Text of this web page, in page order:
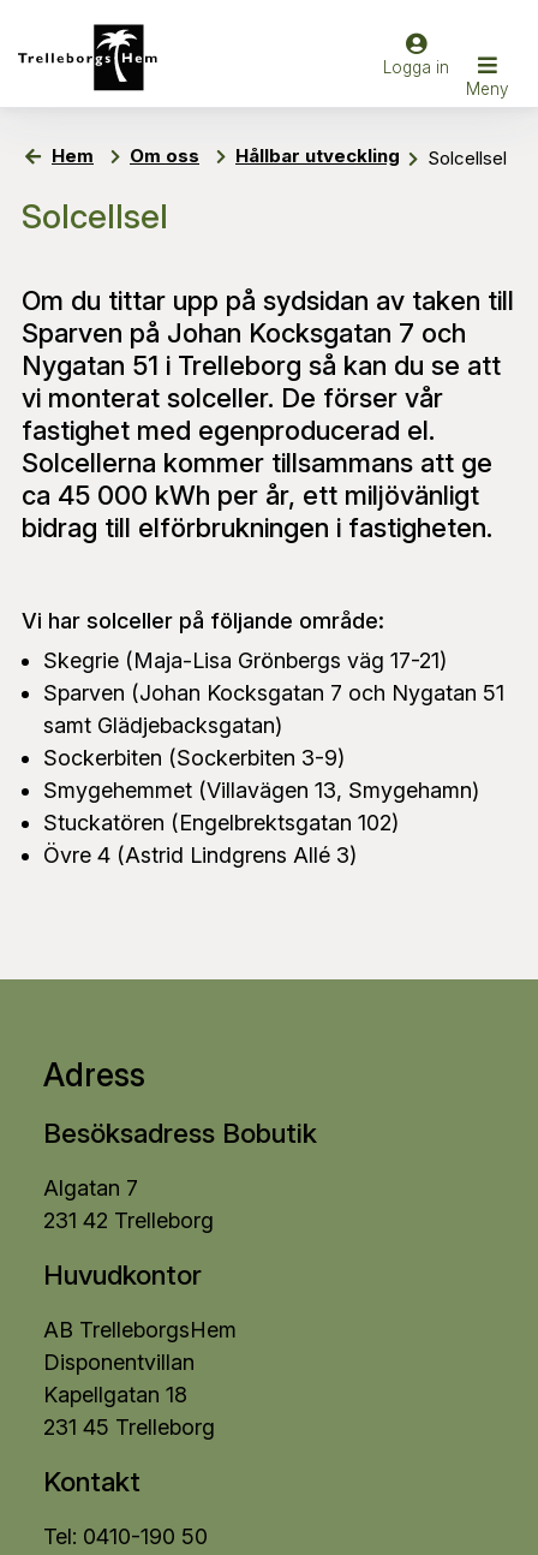
Hem Om oss Hållbar utveckling Solcellsel
Solcellsel
Om du tittar upp på sydsidan av taken till
Sparven på Johan Kocksgatan 7 och
Nygatan 51 i Trelleborg så kan du se att
vi monterat solceller. De förser vår
fastighet med egenproducerad el.
Solcellerna kommer tillsammans att ge
ca 45 000 kWh per år, ett miljövänligt
bidrag till elförbrukningen i fastigheten.
Vi har solceller på följande område:
Skegrie (Maja-Lisa Grönbergs väg 17-21)
Sparven (Johan Kocksgatan 7 och Nygatan 51
samt Glädjebacksgatan)
Sockerbiten (Sockerbiten 3-9)
Smygehemmet (Villavägen 13, Smygehamn)
Stuckatören (Engelbrektsgatan 102)
Övre 4 (Astrid Lindgrens Allé 3)
Adress
Besöksadress Bobutik
Algatan 7
231 42 Trelleborg
Huvudkontor
AB TrelleborgsHem
Disponentvillan
Kapellgatan 18
231 45 Trelleborg
Kontakt
Tel: 0410-190 50